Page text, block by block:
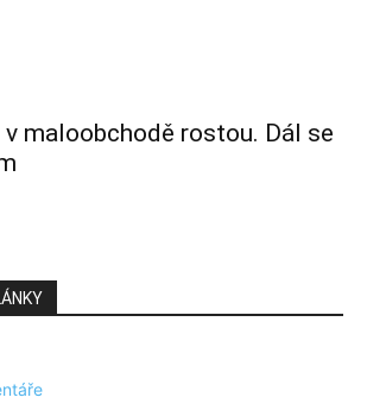
v maloobchodě rostou. Dál se